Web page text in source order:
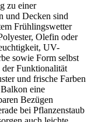
zu einer
und Decken sind
Frühlingswetter
Olefin oder
UV-
sowie Form selbst
der Funktionalität
und frische Farben
eine
Bezügen
bei Pflanzenstaub